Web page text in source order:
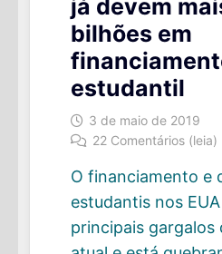
já devem
bilhões em
estudantil
3 de maio de 2019
22 Comentários (leia)
O financiamento e
estudantis nos
principais gargalos